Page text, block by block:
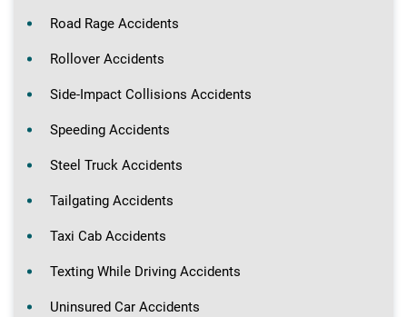
Road Rage Accidents
Rollover Accidents
Side-Impact Collisions Accidents
Speeding Accidents
Steel Truck Accidents
Tailgating Accidents
Taxi Cab Accidents
Texting While Driving Accidents
Uninsured Car Accidents